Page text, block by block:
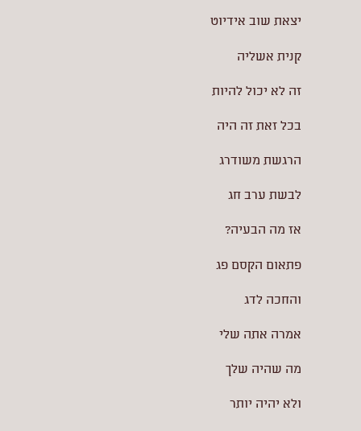
יצאת שוב אידיוט
קנית אשליה
זה לא יכול להיות
בכל זאת זה היה
הרגשת משודרג
לבשת ערב חג
אז מה הבעיה?
פתאום הקסם פג
והחכה לדג
אמרה אתה שלי
מה שהיה שלך
ולא יהיה יותר